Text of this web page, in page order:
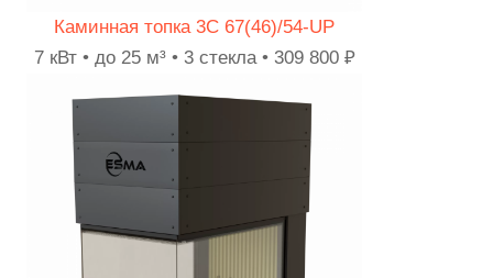
Каминная топка 3C 67(46)/54-UP
7 кВт • до 25 м³ • 3 стекла • 309 800 ₽